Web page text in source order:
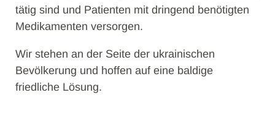
tätig sind und Patienten mit dringend benötigten
Medikamenten versorgen.
Wir stehen an der Seite der ukrainischen
Bevölkerung und hoffen auf eine baldige
friedliche Lösung.